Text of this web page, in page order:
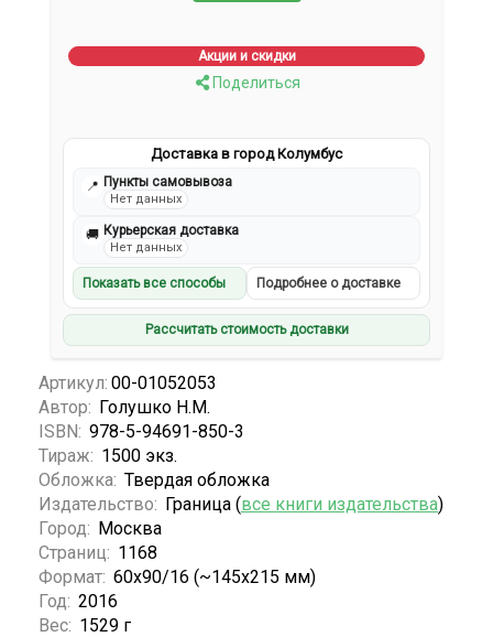
Акции и скидки
Поделиться
Доставка в город Колумбус
📍 Пункты самовывоза
Нет данных
🚚 Курьерская доставка
Нет данных
Показать все способы Подробнее о доставке
Рассчитать стоимость доставки
Артикул: 00-01052053
Автор: Голушко Н.М.
ISBN: 978-5-94691-850-3
Тираж: 1500 экз.
Обложка: Твердая обложка
Издательство: Граница (все книги издательства)
Город: Москва
Страниц: 1168
Формат: 60x90/16 (~145х215 мм)
Год: 2016
Вес: 1529 г